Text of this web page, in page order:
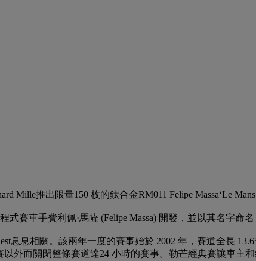
Mille推出限量150 枚的鈦合金RM011 Felipe Massa‘Le
式賽車手費利佩·馬薩 (Felipe Massa) 開發，並以其名字命
息息相關。該兩年一度的賽事始於 2002 年，賽道全長
外而關閉整條賽道達24 小時的賽事。勒芒經典賽讓車主